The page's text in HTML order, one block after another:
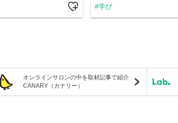
学び
オンラインサロンの中を取材記事で紹介
CANARY（カナリー）